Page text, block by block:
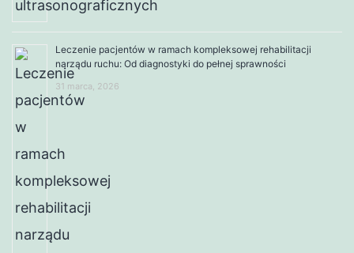
Leczenie pacjentów w ramach kompleksowej rehabilitacji
narządu ruchu: Od diagnostyki do pełnej sprawności
31 marca, 2026